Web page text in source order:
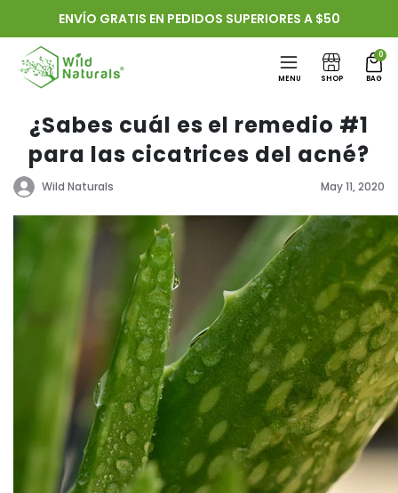
directamente
al contenido
ENVÍO GRATIS EN PEDIDOS SUPERIORES A $50
MENU SHOP
0
BAG
¿Sabes cuál es el remedio #1
para las cicatrices del acné?
Wild Naturals May 11, 2020